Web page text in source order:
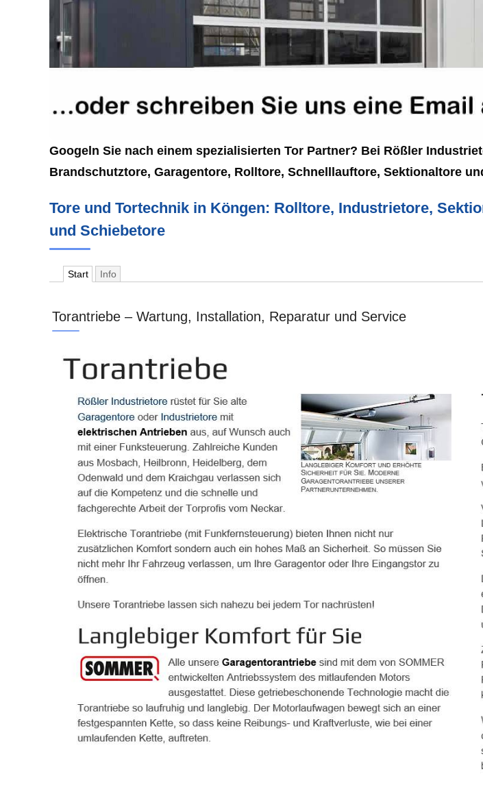
Googeln Sie nach einem spezialisierten Tor Partner? Bei Rößler
Brandschutztore, Garagentore, Rolltore, Schnelllauftore, Sektionaltore
Tore und Tortechnik in Köngen: Rolltore, Industrietore,
und Schiebetore
Start Info
Torantriebe – Wartung, Installation, Reparatur und Service